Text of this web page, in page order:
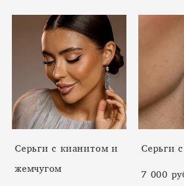
Cерьги с кианитом и
жемчугом
Cерьги
7 000